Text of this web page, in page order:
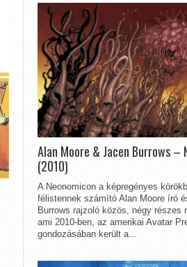
Alan Moore & Jacen Burrows –
(2010)
A Neonomicon a képregényes
félistennek számító Alan Moore író
Burrows rajzoló közös, négy részes
ami 2010-ben, az amerikai Avatar
gondozásában került a...